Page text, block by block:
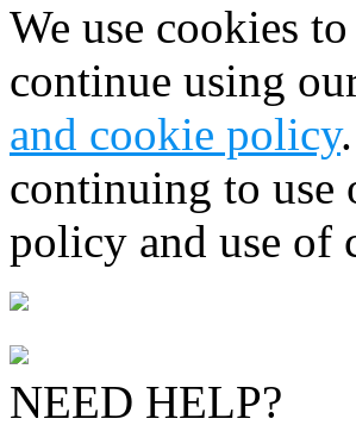
We use cookies
continue using
and cookie policy
continuing to use
policy and use of
NEED HELP?